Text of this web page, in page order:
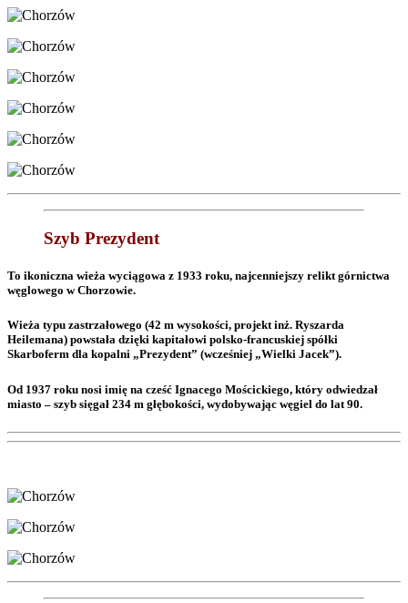
Szyb Prezydent
To ikoniczna wieża wyciągowa z 1933 roku, najcenniejszy relikt górnictwa
węglowego w Chorzowie.
Wieża typu zastrzałowego (42 m wysokości, projekt inż. Ryszarda
Heilemana) powstała dzięki kapitałowi polsko-francuskiej spółki
Skarboferm dla kopalni „Prezydent” (wcześniej „Wielki Jacek”).
Od 1937 roku nosi imię na cześć Ignacego Mościckiego, który odwiedzał
miasto – szyb sięgał 234 m głębokości, wydobywając węgiel do lat 90.